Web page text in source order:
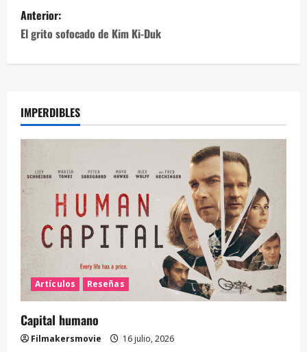
Anterior:
El grito sofocado de Kim Ki-Duk
IMPERDIBLES
Artículos Reseñas
Capital humano
Filmakersmovie 16 julio, 2026